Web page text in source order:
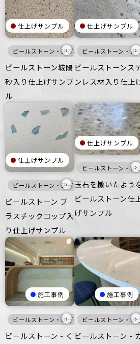
仕上げサンプル
ビールストーン・研ぎ出し仕上げ 白 寒
›
ビールストーン城陽
砂入り仕上げサンプ
ル
仕上げサンプル
ビールストーン・研›
ビールストーンス
ンレス材入り仕上
仕上げサンプル
ビールストーン・研ぎ出し仕上げ 寒色
›
ビールストーン プ
ラスチックコップ入
り仕上げサンプル
仕上げサンプル
ビールストーン・研›
玉石を撒いたよう
ビールストーン仕
げサンプル
施工事例
ビールストーン・研ぎ出し仕上げ 家具・什
›
ビールストーン - く
施工事例
ビールストーン・研›
ビールストーン -